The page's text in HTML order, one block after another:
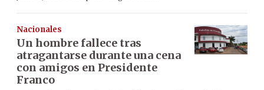
Nacionales
Un hombre fallece tras
atragantarse durante una cena
con amigos en Presidente
Franco